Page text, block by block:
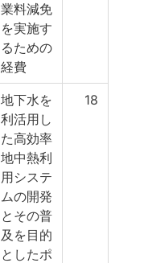
業料減免
を実施す
るための
経費
地下水を
利活用し
た高効率
地中熱利
用システ
ムの開発
とその普
及を目的
としたポ
18